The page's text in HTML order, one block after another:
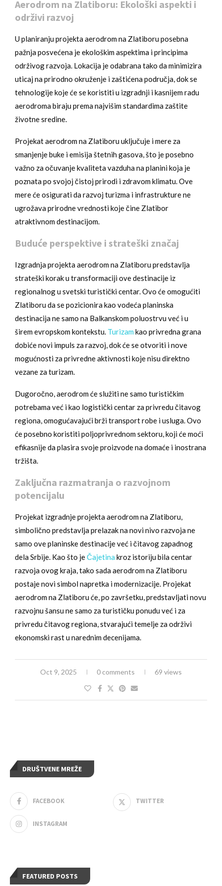
Aerodrom na Zlatiboru: Ekološki aspekti i
održivi razvoj
U planiranju projekta aerodrom na Zlatiboru posebna
pažnja posvećena je ekološkim aspektima i principima
održivog razvoja. Lokacija je odabrana tako da minimizira
uticaj na prirodno okruženje i zaštićena područja, dok se
tehnologije koje će se koristiti u izgradnji i kasnijem radu
aerodroma biraju prema najvišim standardima zaštite
životne sredine.
Projekat aerodrom na Zlatiboru uključuje i mere za
smanjenje buke i emisija štetnih gasova, što je posebno
važno za očuvanje kvaliteta vazduha na planini koja je
poznata po svojoj čistoj prirodi i zdravom klimatu. Ove
mere će osigurati da razvoj turizma i infrastrukture ne
ugrožava prirodne vrednosti koje čine Zlatibor
atraktivnom destinacijom.
Buduće perspektive i strateški značaj
Izgradnja projekta aerodrom na Zlatiboru predstavlja
strateški korak u transformaciji ove destinacije iz
regionalnog u svetski turistički centar. Ovo će omogućiti
Zlatiboru da se pozicionira kao vodeća planinska
destinacija ne samo na Balkanskom poluostrvu već i u
širem evropskom kontekstu. Turizam kao privredna grana
dobiće novi impuls za razvoj, dok će se otvoriti i nove
mogućnosti za privredne aktivnosti koje nisu direktno
vezane za turizam.
Dugoročno, aerodrom će služiti ne samo turističkim
potrebama već i kao logistički centar za privredu čitavog
regiona, omogućavajući brži transport robe i usluga. Ovo
će posebno koristiti poljoprivrednom sektoru, koji će moći
efikasnije da plasira svoje proizvode na domaće i inostrana
tržišta.
Zaključna razmatranja o razvojnom
potencijalu
Projekat izgradnje projekta aerodrom na Zlatiboru,
simbolično predstavlja prelazak na novi nivo razvoja ne
samo ove planinske destinacije već i čitavog zapadnog
dela Srbije. Kao što jeČajetina kroz istoriju bila centar
razvoja ovog kraja, tako sada aerodrom na Zlatiboru
postaje novi simbol napretka i modernizacije. Projekat
aerodrom na Zlatiboru će, po završetku, predstavljati novu
razvojnu šansu ne samo za turističku ponudu već i za
privredu čitavog regiona, stvarajući temelje za održivi
ekonomski rast u narednim decenijama.
Oct 9, 2025 0 comments 69 views
DRUŠTVENE MREŽE
FACEBOOK TWITTER
INSTAGRAM
FEATURED POSTS